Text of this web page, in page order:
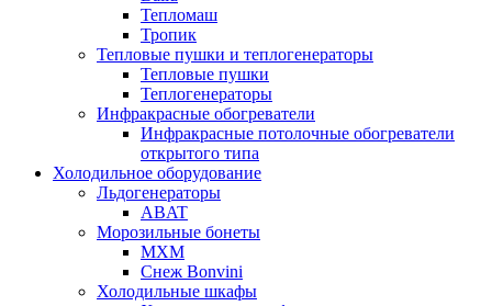
Тепломаш
Тропик
Тепловые пушки и теплогенераторы
Тепловые пушки
Теплогенераторы
Инфракрасные обогреватели
Инфракрасные потолочные обогреватели
открытого типа
Холодильное оборудование
Льдогенераторы
ABAT
Морозильные бонеты
МХМ
Снеж Bonvini
Холодильные шкафы